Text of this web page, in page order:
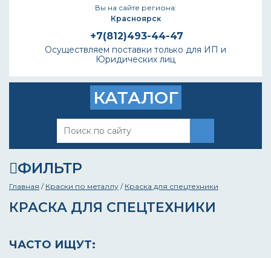
Вы на сайте региона:
Красноярск
+7(812)493-44-47
Осуществляем поставки только для ИП и
Юридических лиц
КАТАЛОГ
ФИЛЬТР
Главная / Краски по металлу / Краска для спецтехники
КРАСКА ДЛЯ СПЕЦТЕХНИКИ
ЧАСТО ИЩУТ: